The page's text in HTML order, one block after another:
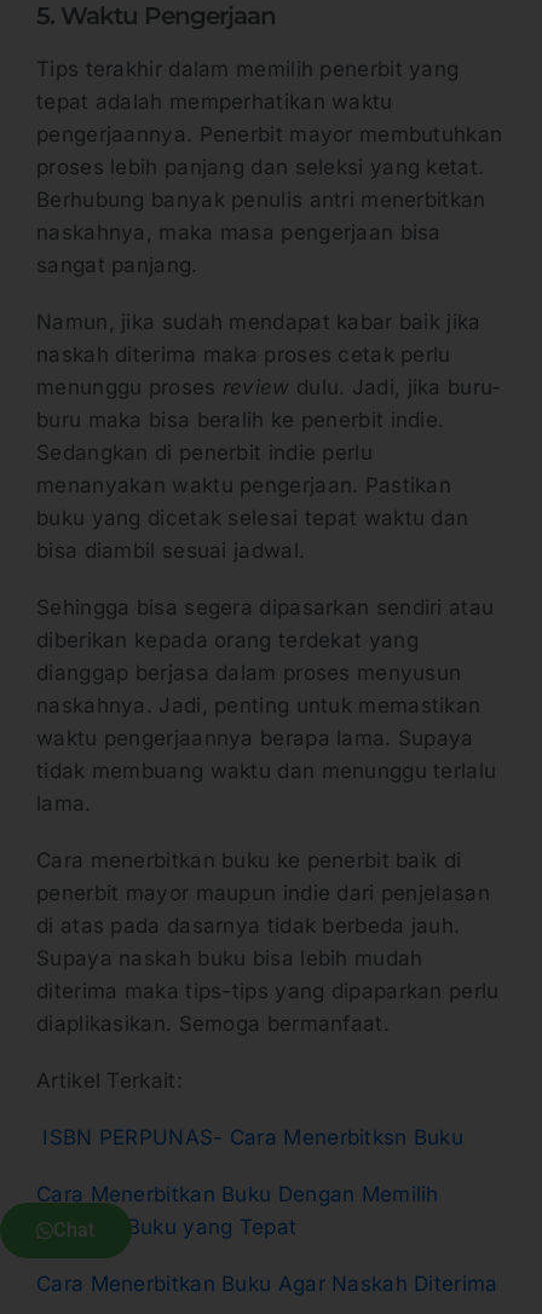
5. Waktu Pengerjaan
Tips terakhir dalam memilih penerbit yang
tepat adalah memperhatikan waktu
pengerjaannya. Penerbit mayor membutuhkan
proses lebih panjang dan seleksi yang ketat.
Berhubung banyak penulis antri menerbitkan
naskahnya, maka masa pengerjaan bisa
sangat panjang.
Namun, jika sudah mendapat kabar baik jika
naskah diterima maka proses cetak perlu
menunggu proses review dulu. Jadi, jika buru-
buru maka bisa beralih ke penerbit indie.
Sedangkan di penerbit indie perlu
menanyakan waktu pengerjaan. Pastikan
buku yang dicetak selesai tepat waktu dan
bisa diambil sesuai jadwal.
Sehingga bisa segera dipasarkan sendiri atau
diberikan kepada orang terdekat yang
dianggap berjasa dalam proses menyusun
naskahnya. Jadi, penting untuk memastikan
waktu pengerjaannya berapa lama. Supaya
tidak membuang waktu dan menunggu terlalu
lama.
Cara menerbitkan buku ke penerbit baik di
penerbit mayor maupun indie dari penjelasan
di atas pada dasarnya tidak berbeda jauh.
Supaya naskah buku bisa lebih mudah
diterima maka tips-tips yang dipaparkan perlu
diaplikasikan. Semoga bermanfaat.
Artikel Terkait:
ISBN PERPUNAS- Cara Menerbitksn Buku
Cara Menerbitkan Buku Dengan Memilih
Penerbit Buku yang Tepat
Cara Menerbitkan Buku Agar Naskah Diterima
Chat